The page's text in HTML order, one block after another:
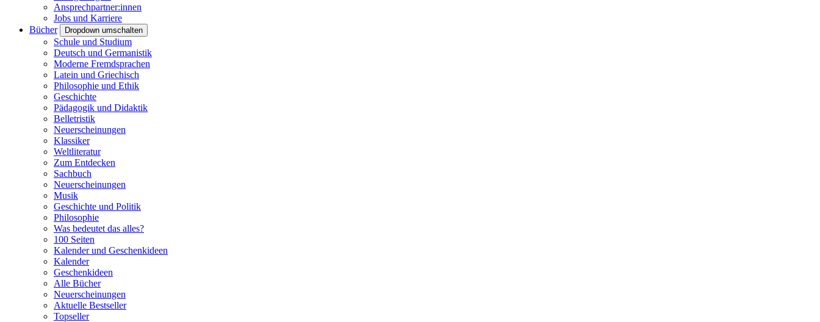
Ansprechpartner:innen
Jobs und Karriere
Bücher
Dropdown umschalten
Schule und Studium
Deutsch und Germanistik
Moderne Fremdsprachen
Latein und Griechisch
Philosophie und Ethik
Geschichte
Pädagogik und Didaktik
Belletristik
Neuerscheinungen
Klassiker
Weltliteratur
Zum Entdecken
Sachbuch
Neuerscheinungen
Musik
Geschichte und Politik
Philosophie
Was bedeutet das alles?
100 Seiten
Kalender und Geschenkideen
Kalender
Geschenkideen
Alle Bücher
Neuerscheinungen
Aktuelle Bestseller
Topseller